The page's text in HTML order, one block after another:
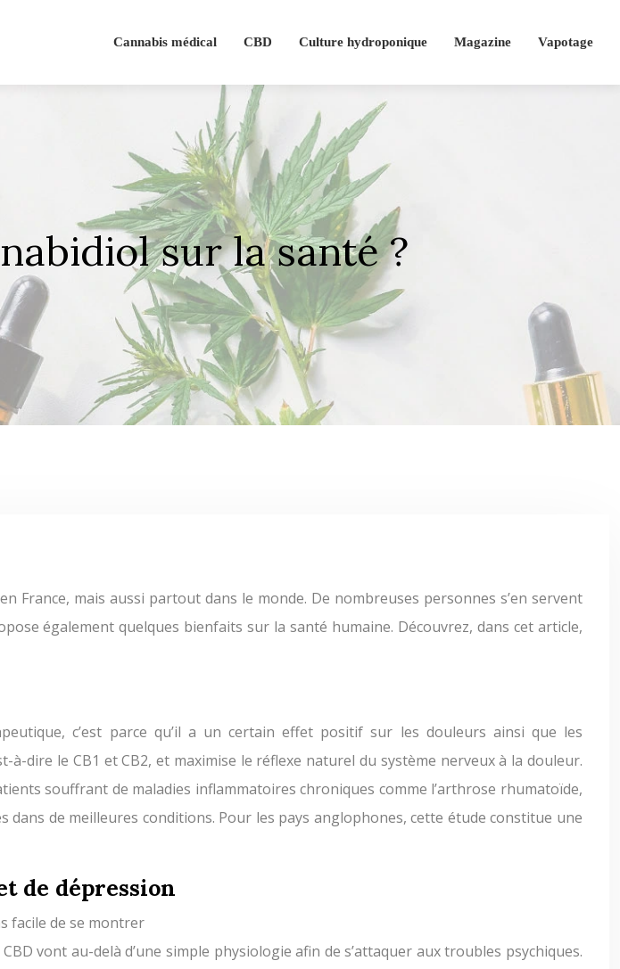
Cannabis médical CBD Culture hydroponique Magazine Vapotage
sur la santé ?
également quelques bienfaits sur la santé humaine. Découvrez, dans cet article,
c’est parce qu’il a un certain effet positif sur les douleurs ainsi que les
dire le CB1 et CB2, et maximise le réflexe naturel du système nerveux à la douleur.
souffrant de maladies inflammatoires chroniques comme l’arthrose rhumatoïde,
de meilleures conditions. Pour les pays anglophones, cette étude constitue une
de dépression
facile de se montrer
vont au-delà d’une simple physiologie afin de s’attaquer aux troubles psychiques.